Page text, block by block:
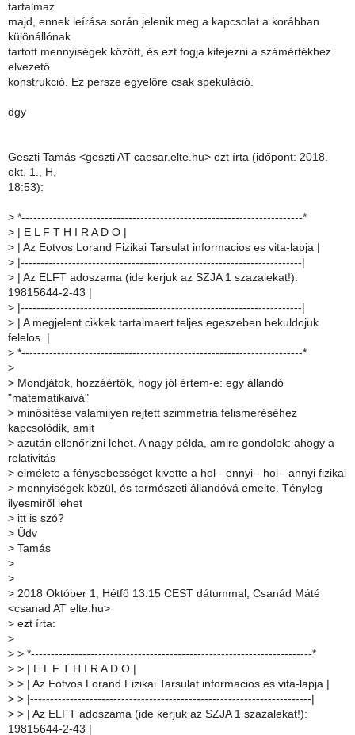
tartalmaz
majd, ennek leírása során jelenik meg a kapcsolat a korábban
különállónak
tartott mennyiségek között, és ezt fogja kifejezni a számértékhez
elvezető
konstrukció. Ez persze egyelőre csak spekuláció.
dgy
Geszti Tamás <geszti AT caesar.elte.hu> ezt írta (időpont: 2018.
okt. 1., H,
18:53):
> *-----------------------------------------------------------------------*
> | E L F T H I R A D O |
> | Az Eotvos Lorand Fizikai Tarsulat informacios es vita-lapja |
> |-----------------------------------------------------------------------|
> | Az ELFT adoszama (ide kerjuk az SZJA 1 szazalekat!):
19815644-2-43 |
> |-----------------------------------------------------------------------|
> | A megjelent cikkek tartalmaert teljes egeszeben bekuldojuk
felelos. |
> *-----------------------------------------------------------------------*
>
> Mondjátok, hozzáértők, hogy jól értem-e: egy állandó
"matematikaivá"
> minősítése valamilyen rejtett szimmetria felismeréséhez
kapcsolódik, amit
> azután ellenőrizni lehet. A nagy példa, amire gondolok: ahogy a
relativitás
> elmélete a fénysebességet kivette a hol - ennyi - hol - annyi fizikai
> mennyiségek közül, és természeti állandóvá emelte. Tényleg
ilyesmiről lehet
> itt is szó?
> Üdv
> Tamás
>
>
> 2018 Október 1, Hétfő 13:15 CEST dátummal, Csanád Máté
<csanad AT elte.hu>
> ezt írta:
>
> > *-----------------------------------------------------------------------*
> > | E L F T H I R A D O |
> > | Az Eotvos Lorand Fizikai Tarsulat informacios es vita-lapja |
> > |-----------------------------------------------------------------------|
> > | Az ELFT adoszama (ide kerjuk az SZJA 1 szazalekat!):
19815644-2-43 |